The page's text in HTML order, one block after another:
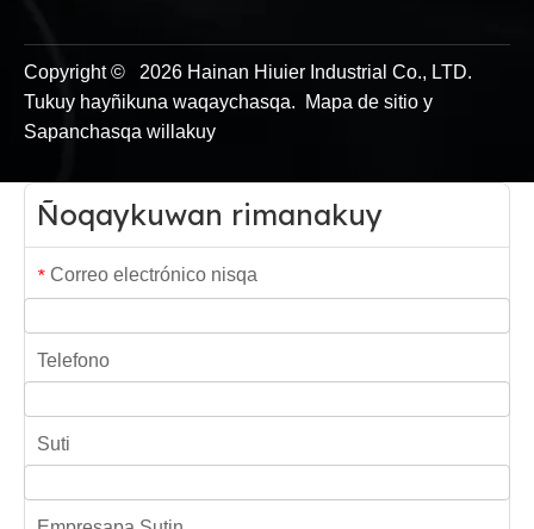
Copyright © 2026 Hainan Hiuier Industrial Co., LTD.
Tukuy hayñikuna waqaychasqa.
Mapa de sitio y
Sapanchasqa willakuy
Ñoqaykuwan rimanakuy
* Correo electrónico nisqa
Telefono
Suti